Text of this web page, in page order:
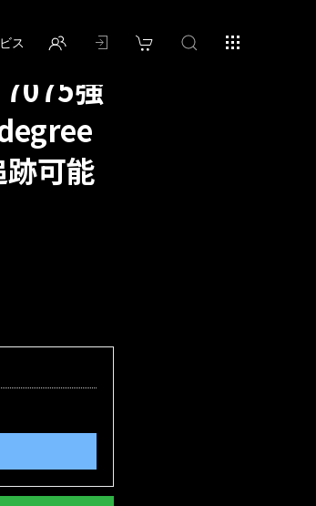
ス
強
可能